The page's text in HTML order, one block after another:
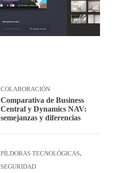
COLABORACIÓN
Comparativa de Business
Central y Dynamics NAV:
semejanzas y diferencias
PÍLDORAS TECNOLÓGICAS,
SEGURIDAD